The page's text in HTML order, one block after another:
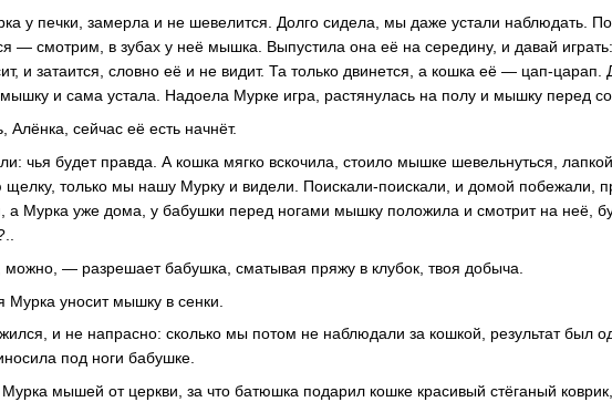
у печки, замерла и не шевелится. Долго сидела, мы даже устали наблюдать.
— смотрим, в зубах у неё мышка. Выпустила она её на середину, и давай играть:
и затаится, словно её и не видит. Та только двинется, а кошка её — цап-царап.
и сама устала. Надоела Мурке игра, растянулась на полу и мышку перед
сейчас её есть начнёт.
чья будет правда. А кошка мягко вскочила, стоило мышке шевельнуться,
щелку, только мы нашу Мурку и видели. Поискали-поискали, и домой побежали,
а Мурка уже дома, у бабушки перед ногами мышку положила и смотрит на неё,
— разрешает бабушка, сматывая пряжу в клубок, твоя добыча.
Мурка уносит мышку в сенки.
и не напрасно: сколько мы потом не наблюдали за кошкой, результат был
под ноги бабушке.
мышей от церкви, за что батюшка подарил кошке красивый стёганый